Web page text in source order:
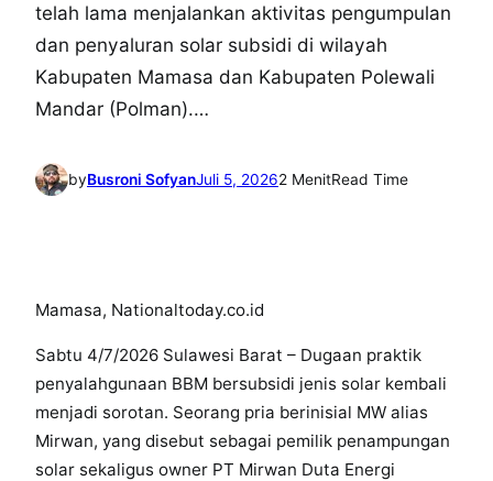
telah lama menjalankan aktivitas pengumpulan
dan penyaluran solar subsidi di wilayah
Kabupaten Mamasa dan Kabupaten Polewali
Mandar (Polman).…
byBusroni SofyanJuli 5, 20262 MenitRead Time
Mamasa, Nationaltoday.co.id
Sabtu 4/7/2026 Sulawesi Barat – Dugaan praktik
penyalahgunaan BBM bersubsidi jenis solar kembali
menjadi sorotan. Seorang pria berinisial MW alias
Mirwan, yang disebut sebagai pemilik penampungan
solar sekaligus owner PT Mirwan Duta Energi